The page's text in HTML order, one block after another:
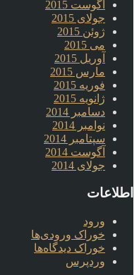
آگوست 2015
جولای 2015
ژوئن 2015
می 2015
آوریل 2015
مارس 2015
فوریه 2015
ژانویه 2015
دسامبر 2014
نوامبر 2014
سپتامبر 2014
آگوست 2014
جولای 2014
اطلاعات
ورود
خوراک ورودی‌ها
خوراک دیدگاه‌ها
وردپرس